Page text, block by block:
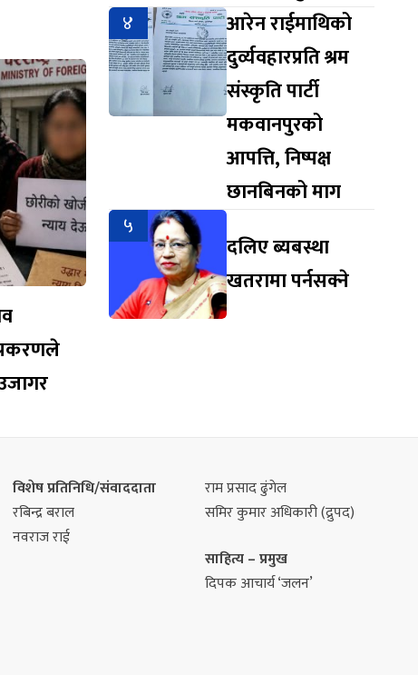
४
आरेन राईमाथिको
दुर्व्यवहारप्रति श्रम
संस्कृति पार्टी
मकवानपुरको
आपत्ति, निष्पक्ष
छानबिनको माग
५
दलिए ब्यबस्था
खतरामा पर्नसक्ने
विशेष प्रतिनिधि/संवाददाता
रबिन्द्र बराल
नवराज राई
राम प्रसाद ढुंगेल
समिर कुमार अधिकारी (द्रुपद)
साहित्य – प्रमुख
दिपक आचार्य ‘जलन’